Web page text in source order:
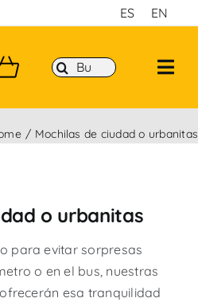
ES EN
EN BARCELONA
A MANO
Buscar:
Mochilas de ciudad o urbanitas
o urbanitas
para evitar sorpresas
o en el bus, nuestras
esa tranquilidad